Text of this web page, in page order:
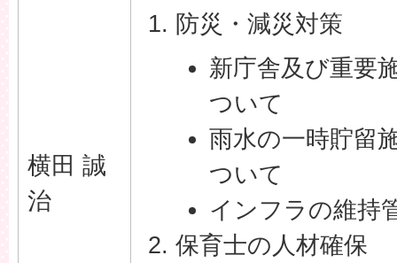
横田 誠
治
防災・減災対策
新庁舎及び重要
ついて
雨水の一時貯留
ついて
インフラの維持
保育士の人材確保